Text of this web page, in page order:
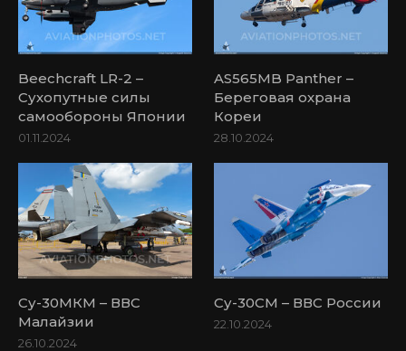
Beechcraft LR-2 –
Сухопутные силы
самообороны Японии
01.11.2024
AS565MB Panther –
Береговая охрана
Кореи
28.10.2024
Су-30МКМ – ВВС
Малайзии
26.10.2024
Су-30СМ – ВВС России
22.10.2024